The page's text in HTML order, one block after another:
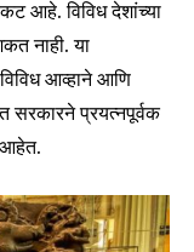
आहे. विविध देशांच्या
नाही. या
आव्हाने आणि
सरकारने प्रयत्नपूर्वक
आहेत.